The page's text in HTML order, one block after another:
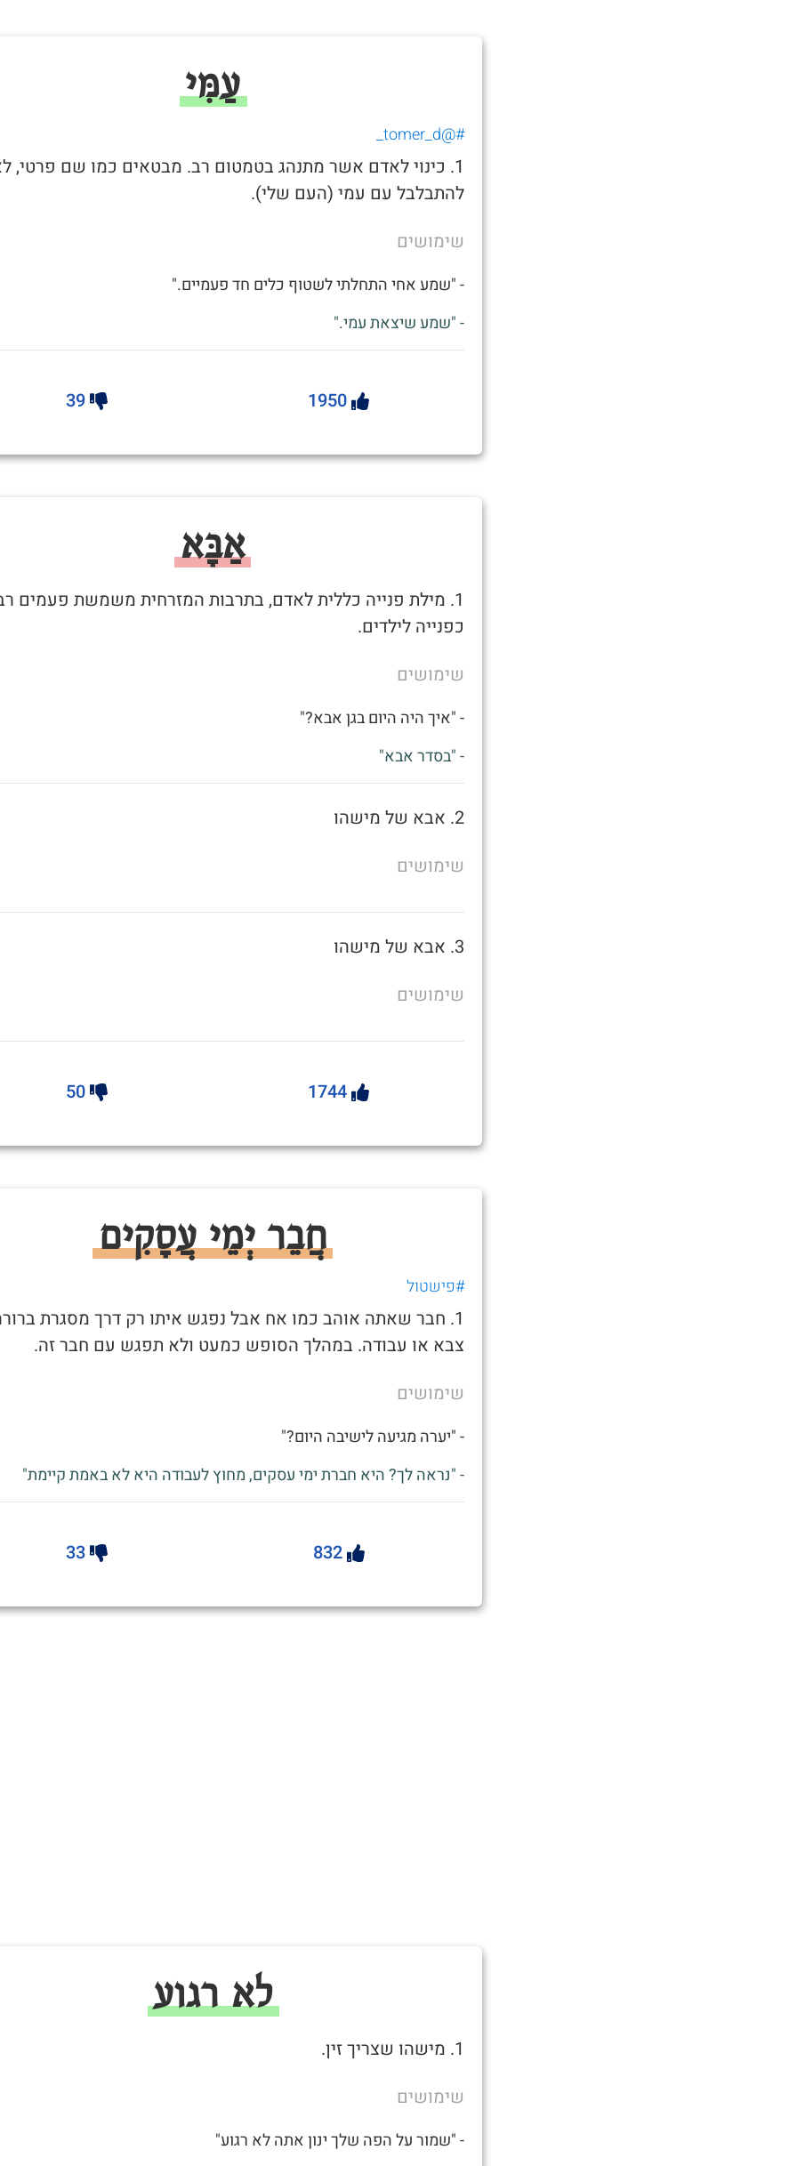
עַמִּי
#@tomer_d_
1. כינוי לאדם אשר מתנהג בטמטום רב. מבטאים כמו שם פרטי,
להתבלבל עם עמי (העם שלי).
שימושים
- "שמע אחי התחלתי לשטוף כלים חד פעמיים."
- "שמע שיצאת עמי."
1950
39
אַבָּא
1. מילת פנייה כללית לאדם, בתרבות המזרחית משמשת פעמים
כפנייה לילדים.
שימושים
- "איך היה היום בגן אבא?"
- "בסדר אבא"
2. אבא של מישהו
שימושים
3. אבא של מישהו
שימושים
1744
50
חֲבֵר יְמֵי עֲסָקִים
#פישטול
1. חבר שאתה אוהב כמו אח אבל נפגש איתו רק דרך מסגרת
צבא או עבודה. במהלך הסופש כמעט ולא תפגש עם חבר זה.
שימושים
- "יערה מגיעה לישיבה היום?"
- "נראה לך? היא חברת ימי עסקים, מחוץ לעבודה היא לא באמת קיימת"
832
33
לא רגוע
1. מישהו שצריך זין.
שימושים
- "שמור על הפה שלך ינון אתה לא רגוע"